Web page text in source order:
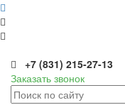
+7 (831) 215-27-13
Заказать звонок